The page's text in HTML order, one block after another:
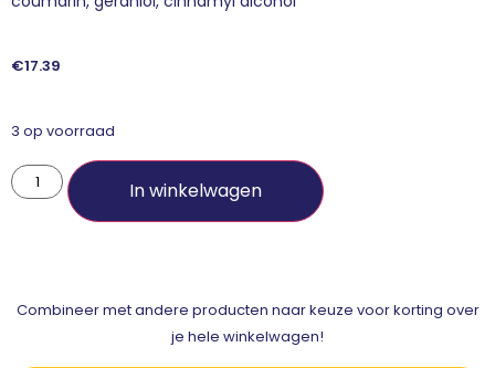
€17.39
3 op voorraad
In winkelwagen
Combineer met andere producten naar keuze voor korting over
je hele winkelwagen!